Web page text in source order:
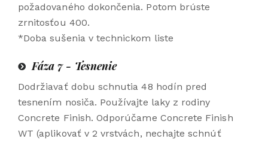
požadovaného dokončenia. Potom brúste
zrnitosťou 400.
*Doba sušenia v technickom liste
Fáza 7 - Tesnenie
Dodržiavať dobu schnutia 48 hodín pred
tesnením nosiča. Používajte laky z rodiny
Concrete Finish. Odporúčame Concrete Finish
WT (aplikovať v 2 vrstvách, nechajte schnúť